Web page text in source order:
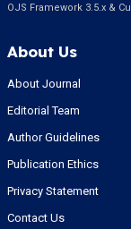
OJS Framework 3.5.x &
About Us
About Journal
Editorial Team
Author Guidelines
Publication Ethics
Privacy Statement
Contact Us